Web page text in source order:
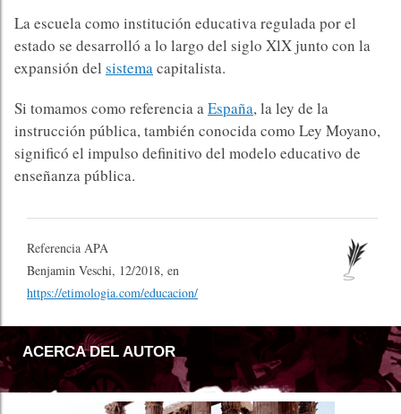
La escuela como institución educativa regulada por el
estado se desarrolló a lo largo del siglo XlX junto con la
expansión del sistemacapitalista.
Si tomamos como referencia aEspaña, la ley de la
instrucción pública, también conocida como Ley Moyano,
significó el impulso definitivo del modelo educativo de
enseñanza pública.
Referencia APA
Benjamin Veschi, 12/2018, en
https://etimologia.com/educacion/
ACERCA DEL AUTOR